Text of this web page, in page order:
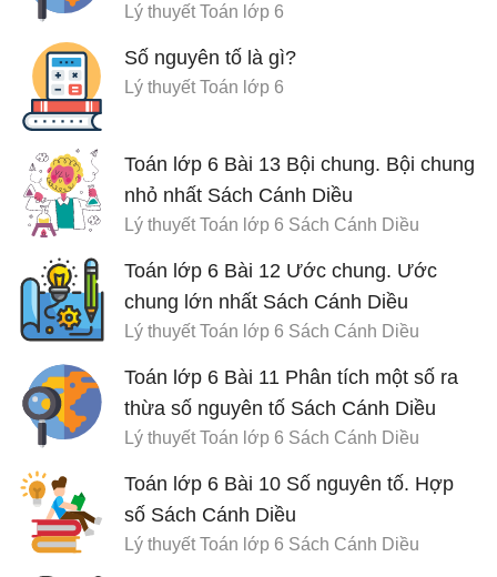
Lý thuyết Toán lớp 6
Số nguyên tố là gì?
Lý thuyết Toán lớp 6
Toán lớp 6 Bài 13 Bội chung. Bội chung
nhỏ nhất Sách Cánh Diều
Lý thuyết Toán lớp 6 Sách Cánh Diều
Toán lớp 6 Bài 12 Ước chung. Ước
chung lớn nhất Sách Cánh Diều
Lý thuyết Toán lớp 6 Sách Cánh Diều
Toán lớp 6 Bài 11 Phân tích một số ra
thừa số nguyên tố Sách Cánh Diều
Lý thuyết Toán lớp 6 Sách Cánh Diều
Toán lớp 6 Bài 10 Số nguyên tố. Hợp
số Sách Cánh Diều
Lý thuyết Toán lớp 6 Sách Cánh Diều